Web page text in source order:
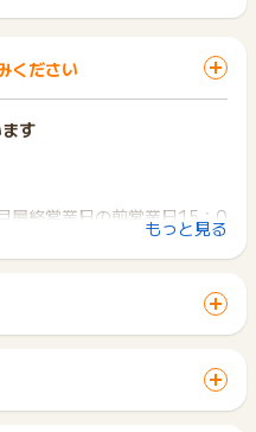
ください
す
最終営業日の前営業日15：0
了でポイント獲得対象となり
その他当方が不正と判断す
への申し込み/仲介口座を開
座開設した場合
もっと見る
お買い物が完了するまでの
イトに移動した場合はポイン